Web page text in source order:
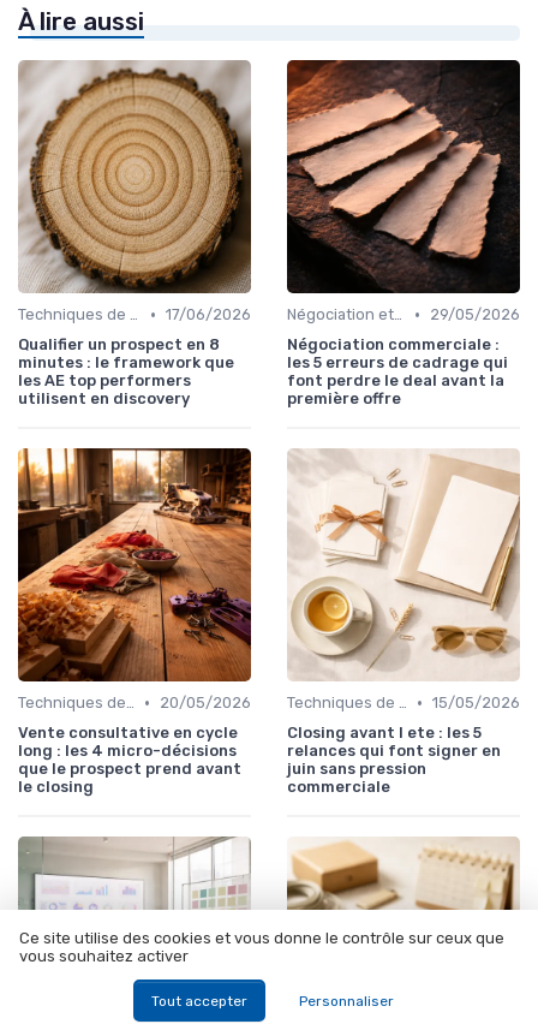
À lire aussi
Techniques de vente • 17/06/2026
Qualifier un prospect en 8
minutes : le framework que
les AE top performers
utilisent en discovery
Négociation et persuasion •
29/05/2026
Négociation commerciale :
les 5 erreurs de cadrage qui
font perdre le deal avant la
première offre
Techniques de vente •
20/05/2026
Vente consultative en cycle
long : les 4 micro-décisions
que le prospect prend avant
le closing
Techniques de vente • 15/05/2026
Closing avant l ete : les 5
relances qui font signer en
juin sans pression
commerciale
Ce site utilise des cookies et vous donne le contrôle sur ceux que
vous souhaitez activer
Tout accepter Personnaliser